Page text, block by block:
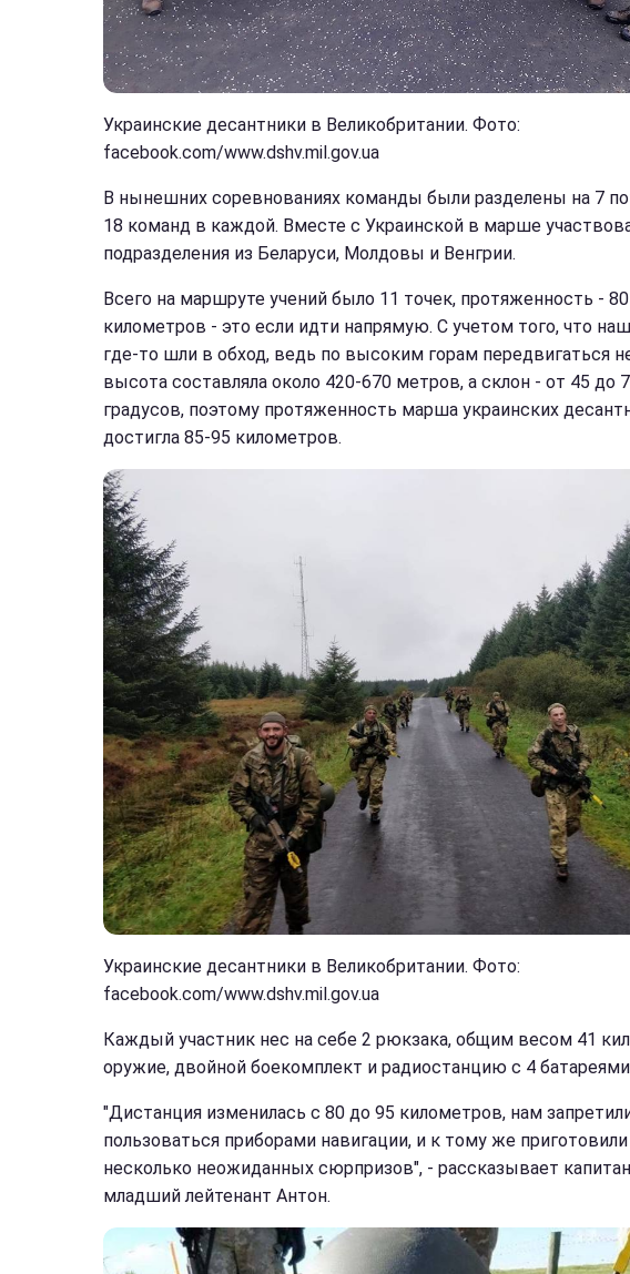
Украинские десантники в Великобритании. Фото:
facebook.com/www.dshv.mil.gov.ua
В нынешних соревнованиях команды были разделены на 7
18 команд в каждой. Вместе с Украинской в ​​марше
подразделения из Беларуси, Молдовы и Венгрии.
Всего на маршруте учений было 11 точек, протяженность - 80
километров - это если идти напрямую. С учетом того, что
где-то шли в обход, ведь по высоким горам передвигаться
высота составляла около 420-670 метров, а склон - от 45 до
градусов, поэтому протяженность марша украинских
достигла 85-95 километров.
Украинские десантники в Великобритании. Фото:
facebook.com/www.dshv.mil.gov.ua
Каждый участник нес на себе 2 рюкзака, общим весом 41
оружие, двойной боекомплект и радиостанцию ​​с 4
"Дистанция изменилась с 80 до 95 километров, нам
пользоваться приборами навигации, и к тому же приготовили
несколько неожиданных сюрпризов", - рассказывает
младший лейтенант Антон.